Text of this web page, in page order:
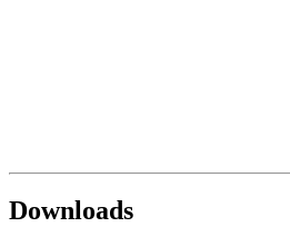
Downloads